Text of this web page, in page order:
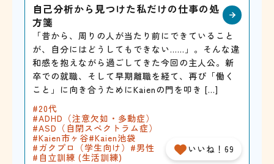
自己分析から見つけた私だけの仕事の処
方箋
「昔から、周りの人が当たり前にできていること
が、自分にはどうしてもできない……」。そんな違
和感を抱えながら過ごしてきた今回の主人公。新
卒での就職、そして早期離職を経て、再び「働く
こと」に向き合うためにKaienの門を叩き […]
20代
ADHD（注意欠如・多動症）
ASD（自閉スペクトラム症）
Kaien市ヶ谷 Kaien池袋
ガクプロ（学生向け）
男性
自立訓練 (生活訓練)
いいね！69